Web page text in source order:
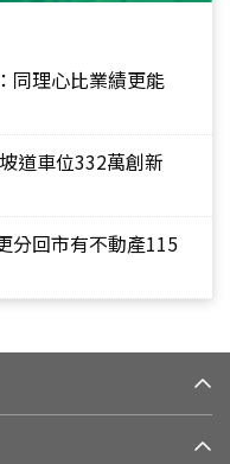
理心比業績更能
道車位332萬創新
分回市有不動產115